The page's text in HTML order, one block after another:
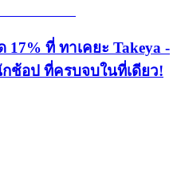
ที่ ทาเคยะ Takeya -
ช้อป ที่ครบจบในที่เดียว!